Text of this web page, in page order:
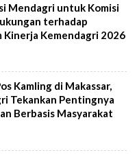
Mendagri untuk Komisi
terhadap
Kinerja Kemendagri 2026
Kamling di Makassar,
Tekankan Pentingnya
Berbasis Masyarakat